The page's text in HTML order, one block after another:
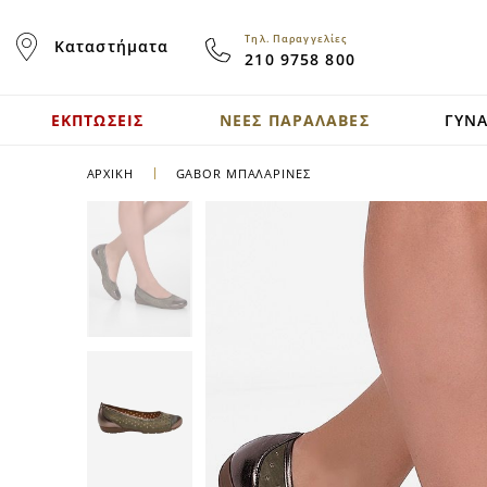
ContentΚαταστήματα Τηλ. Παραγγελίες
210 9758 800
ΕΚΠΤΩΣΕΙΣ ΝΕΕΣ ΠΑΡΑΛΑΒΕΣ
ΑΡΧΙΚΉ GABOR ΜΠΑΛΑΡΊΝΕΣ